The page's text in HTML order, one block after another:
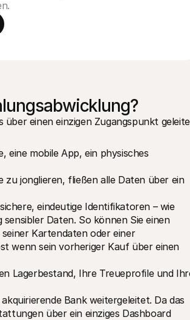
über einen einzigen Zugangspunkt
eine mobile App, ein physisches
jonglieren, fließen alle Daten über ein
eindeutige Identifikatoren – wie
Daten. So können Sie einen
Kartendaten oder einer
wenn sein vorheriger Kauf über einen
Lagerbestand, Ihre Treueprofile und
Bank weitergeleitet. Da das
über ein einziges Dashboard